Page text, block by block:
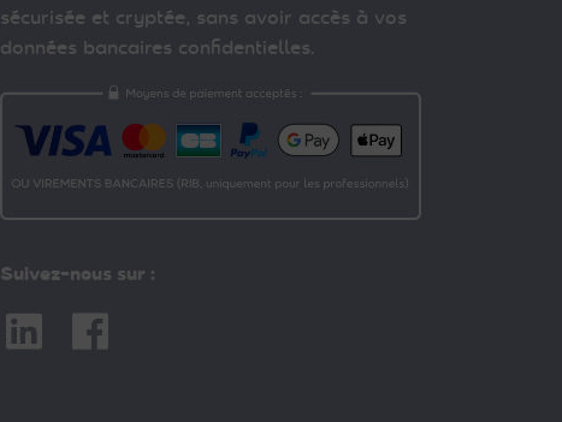
sécurisée et cryptée, sans avoir accès à vos
données bancaires confidentielles.
Suivez-nous sur :
Linkedin Facebook